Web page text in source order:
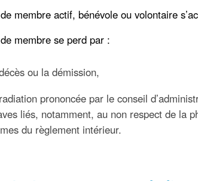
membre actif, bénévole ou volontaire
membre se perd par :
ou la démission,
prononcée par le conseil
liés, notamment, au non respect de la
du règlement intérieur.